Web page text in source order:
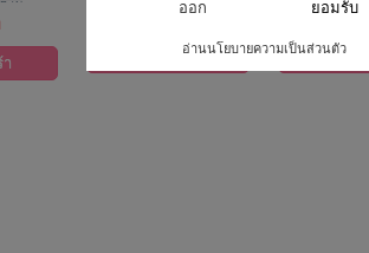
75 บาท
ใส่ตะกร้า
50 บ
ใส่ตะ
ออก ยอมรับ
อ่านนโยบายความเป็นส่วนตัว